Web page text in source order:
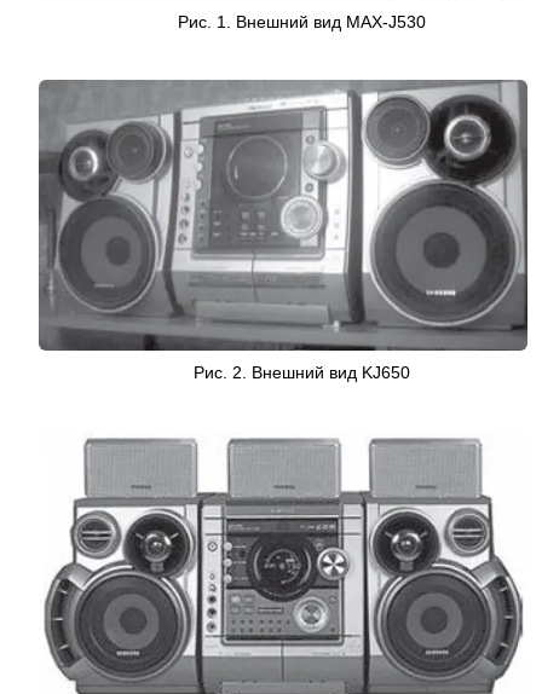
Рис. 1. Внешний вид MAX-J530
Рис. 2. Внешний вид KJ650